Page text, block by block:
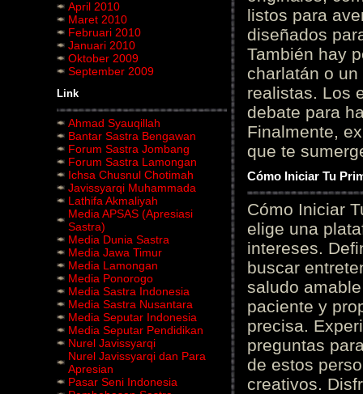
April 2010
Maret 2010
Februari 2010
Januari 2010
Oktober 2009
September 2009
Link
Ahmad Syauqillah
Bantar Sastra Bengawan
Forum Sastra Jombang
Forum Sastra Lamongan
Ichsa Chusnul Chotimah
Javissyarqi Muhammada
Lathifa Akmaliyah
Media APSAS (Apresiasi
Sastra)
Media Dunia Sastra
Media Jawa Timur
Media Lamongan
Media Ponorogo
Media Sastra Indonesia
Media Sastra Nusantara
Media Seputar Indonesia
Media Seputar Pendidikan
Nurel Javissyarqi
Nurel Javissyarqi dan Para
Apresian
Pasar Seni Indonesia
listos para
diseñados
También hay
charlatán o
realistas. Los
debate para
Finalmente,
que te
Cómo Iniciar Tu
Cómo Iniciar
elige una
intereses.
buscar
saludo
paciente y
precisa.
preguntas
de estos
creativos.